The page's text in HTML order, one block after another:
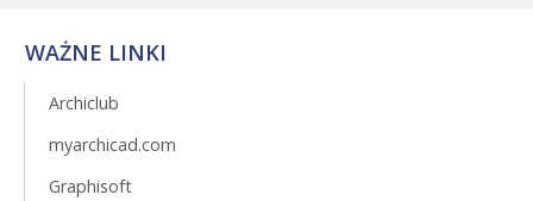
WAŻNE LINKI
Archiclub
myarchicad.com
Graphisoft